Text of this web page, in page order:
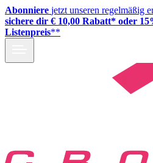
Abonniere jetzt unseren regelmäßig
sichere dir € 10,00 Rabatt* oder
Listenpreis**